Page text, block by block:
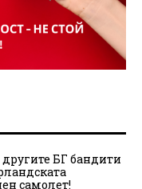
БГ бандити
самолет!